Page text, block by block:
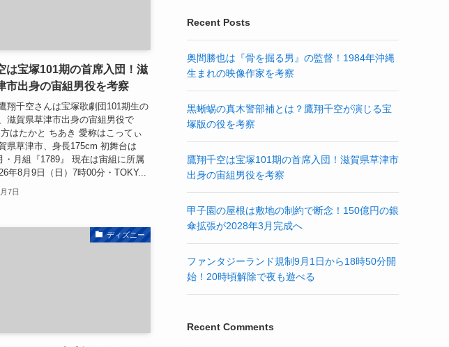
は宝塚101期の首席入団！滋
市出身の宙組男役を考察
翔千空さんは宝塚歌劇団101期生の
滋賀県草津市出身の宙組男役で
はたかと ちあき 愛称はこってぃ
県草津市、身長175cm 初舞台は
・月組『1789』 現在は宙組に所属
年8月9日（日）7時00分・TOKY...
7日
ディズニー
Recent Posts
奥間勝也は『骨を掘る男』の監督！1984年沖縄
生まれの映像作家を考察
黒蜥蜴の真木警部補とは？鷹翔千空が演じる宝
塚版の役を考察
鷹翔千空は宝塚101期の首席入団！滋賀県草津市
出身の宙組男役を考察
甲子園の屋根は敷地の制約で断念！150億円の銀
傘拡張が2028年3月完成へ
ファンタジーランド規制9月1日から18時50分開
始！20時頃解除で夜も遊べる
Recent Comments